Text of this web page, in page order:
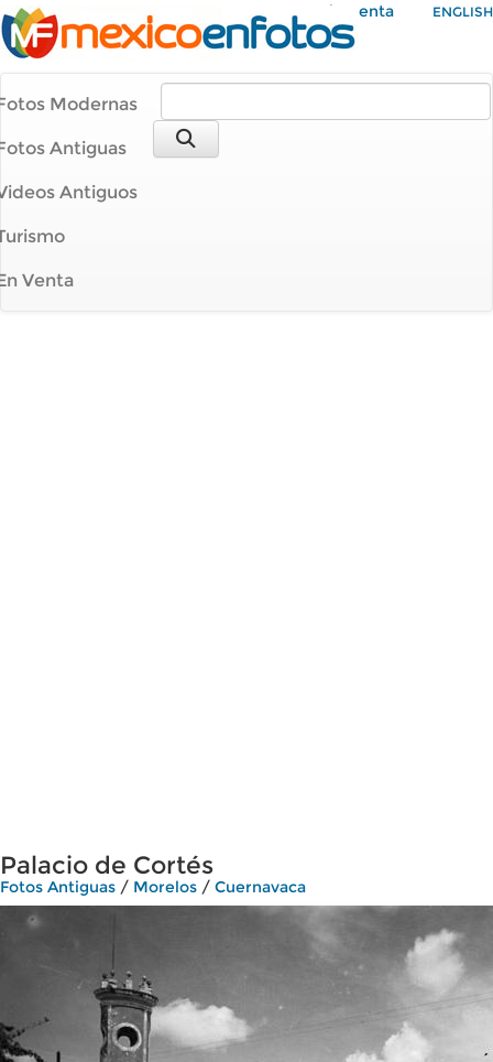
Mi Cuenta ENGLISH
Modernas
Antiguas
Antiguos
Venta
Palacio de Cortés
Fotos Antiguas / Morelos / Cuernavaca